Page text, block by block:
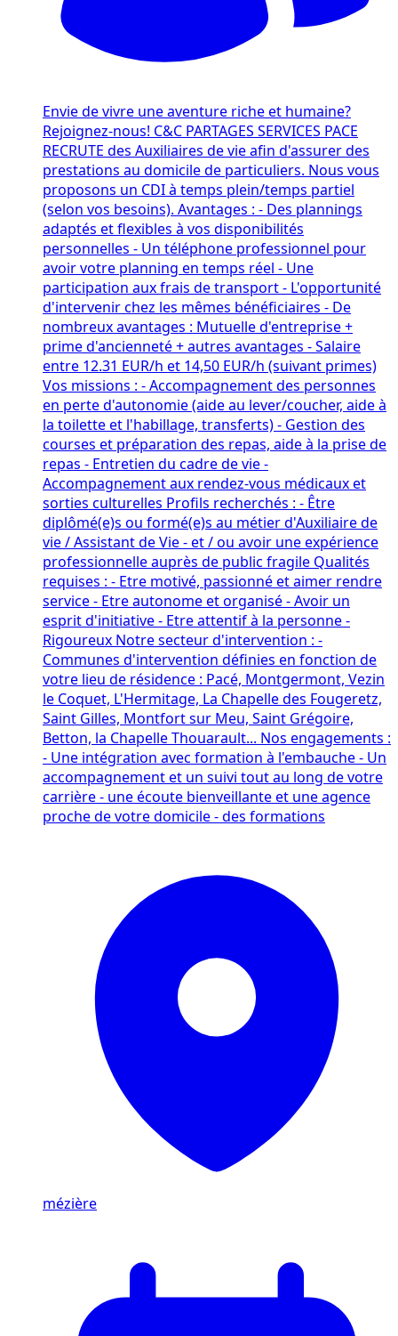
Envie de vivre une aventure riche et humaine?
Rejoignez-nous! C&C PARTAGES SERVICES PACE
RECRUTE des Auxiliaires de vie afin d'assurer des
prestations au domicile de particuliers. Nous vous
proposons un CDI à temps plein/temps partiel
(selon vos besoins). Avantages : - Des plannings
adaptés et flexibles à vos disponibilités
personnelles - Un téléphone professionnel pour
avoir votre planning en temps réel - Une
participation aux frais de transport - L'opportunité
d'intervenir chez les mêmes bénéficiaires - De
nombreux avantages : Mutuelle d'entreprise +
prime d'ancienneté + autres avantages - Salaire
entre 12.31 EUR/h et 14,50 EUR/h (suivant primes)
Vos missions : - Accompagnement des personnes
en perte d'autonomie (aide au lever/coucher, aide à
la toilette et l'habillage, transferts) - Gestion des
courses et préparation des repas, aide à la prise de
repas - Entretien du cadre de vie -
Accompagnement aux rendez-vous médicaux et
sorties culturelles Profils recherchés : - Être
diplômé(e)s ou formé(e)s au métier d'Auxiliaire de
vie / Assistant de Vie - et / ou avoir une expérience
professionnelle auprès de public fragile Qualités
requises : - Etre motivé, passionné et aimer rendre
service - Etre autonome et organisé - Avoir un
esprit d'initiative - Etre attentif à la personne -
Rigoureux Notre secteur d'intervention : -
Communes d'intervention définies en fonction de
votre lieu de résidence : Pacé, Montgermont, Vezin
le Coquet, L'Hermitage, La Chapelle des Fougeretz,
Saint Gilles, Montfort sur Meu, Saint Grégoire,
Betton, la Chapelle Thouarault... Nos engagements :
- Une intégration avec formation à l'embauche - Un
accompagnement et un suivi tout au long de votre
carrière - une écoute bienveillante et une agence
proche de votre domicile - des formations
mézière